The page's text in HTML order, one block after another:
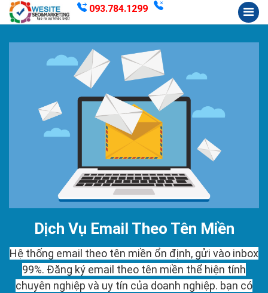
093.784.1299
Dịch Vụ Email Theo Tên Miền
Hệ thống email theo tên miền ổn định, gửi vào inbox
99%. Đăng ký email theo tên miền thể hiện tính
chuyên nghiệp và uy tín của doanh nghiệp. bạn có